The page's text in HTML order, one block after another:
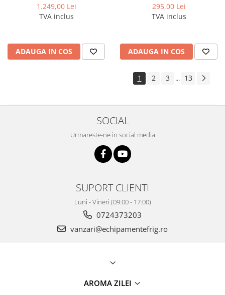
1.249,00 Lei
TVA inclus
ADAUGA IN COS
068Z3400
295,00 Lei
TVA inclus
ADAUGA IN COS
1 2 3 ... 13
SOCIAL
Urmareste-ne in social media
SUPORT CLIENTI
Luni - Vineri (09:00 - 17:00)
0724373203
vanzari@echipamentefrig.ro
AROMA ZILEI